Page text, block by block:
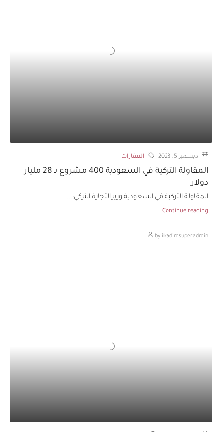
ديسمبر 5, 2023 العقارات
المقاولة التركية في السعودية 400 مشروع بـ 28 مليار
دولار
المقاولة التركية في السعودية وزير التجارة التركي:...
Continue reading
by ilkadimsuperadmin